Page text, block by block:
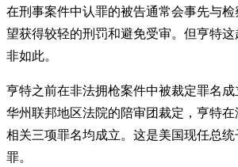
在刑事案件中认罪的被告通常会事先与
望获得较轻的刑罚和避免受审。但亨特
非如此。
亨特之前在非法拥枪案件中被裁定罪名成
华州联邦地区法院的陪审团裁定，亨特
相关三项罪名均成立。这是美国现任总
罪。